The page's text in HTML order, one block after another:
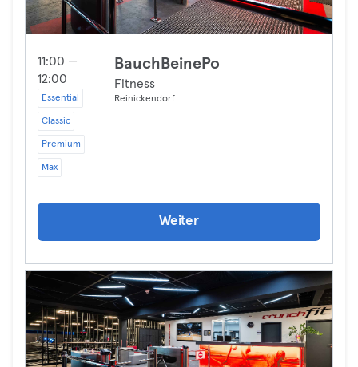
11:00 —
12:00
Essential
Classic
Premium
Max
BauchBeinePo
Fitness
Reinickendorf
Weiter